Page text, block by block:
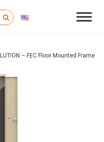
– FEC Floor Mounted Frame